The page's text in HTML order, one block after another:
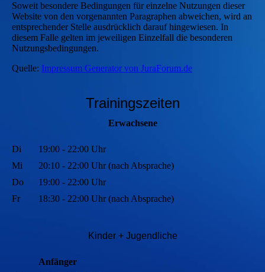
Soweit besondere Bedingungen für einzelne Nutzungen dieser
Website von den vorgenannten Paragraphen abweichen, wird an
entsprechender Stelle ausdrücklich darauf hingewiesen. In
diesem Falle gelten im jeweiligen Einzelfall die besonderen
Nutzungsbedingungen.
Quelle: Impressum Generator von JuraForum.de
Trainingszeiten
Erwachsene
Di
19:00 - 22:00 Uhr
Mi
20:10 - 22:00 Uhr (nach Absprache)
Do
19:00 - 22:00 Uhr
Fr
18:30 - 22:00 Uhr (nach Absprache)
Kinder + Jugendliche
Anfänger